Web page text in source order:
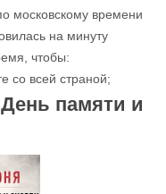
московскому времени
на минуту
чтобы:
со всей страной;
памяти и